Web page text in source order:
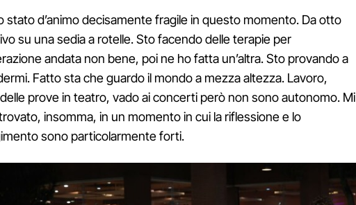
stato d’animo decisamente fragile in questo momento. Da otto
su una sedia a rotelle. Sto facendo delle terapie per
andata non bene, poi ne ho fatta un’altra. Sto provando a
Fatto sta che guardo il mondo a mezza altezza. Lavoro,
prove in teatro, vado ai concerti però non sono autonomo. Mi
insomma, in un momento in cui la riflessione e lo
sono particolarmente forti.